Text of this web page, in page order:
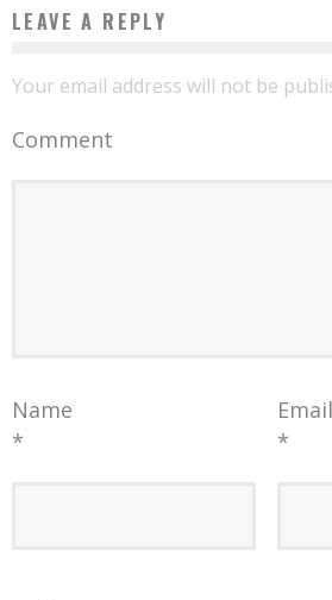
LEAVE A REPLY
Your email address will not be
Comment
Name
*
Email
*